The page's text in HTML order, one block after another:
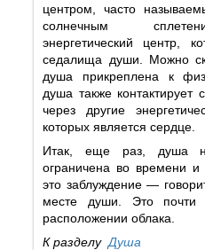
центром, часто
солнечным
энергетический центр,
седалища души. Можно
душа прикреплена к
душа также
через другие
которых является сердце.
Итак, еще раз, душа
ограничена во времени и
это заблуждение —
месте души. Это почти
расположении облака.
К разделуДуша